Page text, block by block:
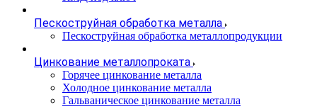
Пескоструйная обработка металла
Пескоструйная обработка металлопродукции
Цинкование металлопроката
Горячее цинкование металла
Холодное цинкование металла
Гальваническое цинкование металла